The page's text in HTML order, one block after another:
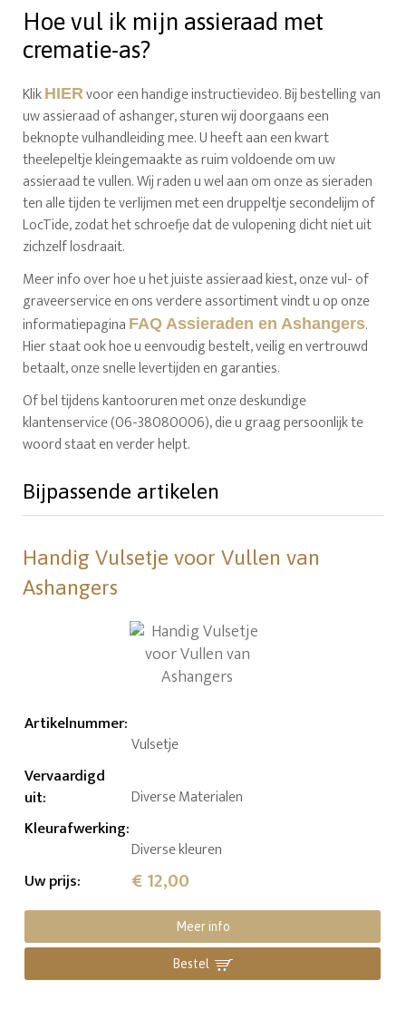
Hoe vul ik mijn assieraad met
crematie-as?
Klik HIERvoor een handige instructievideo. Bij bestelling van
uw assieraad of ashanger, sturen wij doorgaans een
beknopte vulhandleiding mee. U heeft aan een kwart
theelepeltje kleingemaakte as ruim voldoende om uw
assieraad te vullen. Wij raden u wel aan om onze as sieraden
ten alle tijden te verlijmen met een druppeltje secondelijm of
LocTide, zodat het schroefje dat de vulopening dicht niet uit
zichzelf losdraait.
Meer info over hoe u het juiste assieraad kiest, onze vul- of
graveerservice en ons verdere assortiment vindt u op onze
informatiepagina FAQ Assieraden en Ashangers.
Hier staat ook hoe u eenvoudig bestelt, veilig en vertrouwd
betaalt, onze snelle levertijden en garanties.
Of bel tijdens kantooruren met onze deskundige
klantenservice (06-38080006), die u graag persoonlijk te
woord staat en verder helpt.
Bijpassende artikelen
Handig Vulsetje voor Vullen van
Ashangers
Artikelnummer:
Vulsetje
Vervaardigd
uit: Diverse Materialen
Kleurafwerking:
Diverse kleuren
Uw prijs: € 12,00
Meer info
Bestel